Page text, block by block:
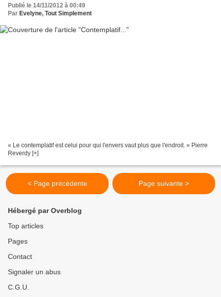
Publié le 14/11/2012 à 00:49
Par Evelyne, Tout Simplement
« Le contemplatif est celui pour qui l'envers vaut plus que l'endroit. » Pierre
Reverdy [+]
< Page précédente Page suivante >
Hébergé par Overblog
Top articles
Pages
Contact
Signaler un abus
C.G.U.